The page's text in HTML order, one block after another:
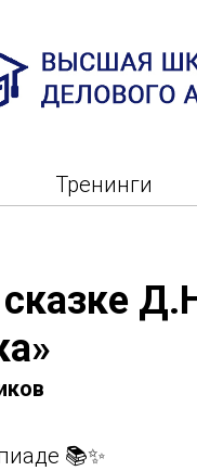
Тренинги
📚✨